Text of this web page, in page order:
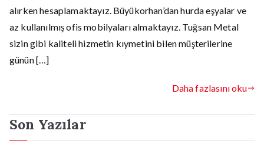
alırken hesaplamaktayız. Büyükorhan’dan hurda eşyalar ve
az kullanılmış ofis mobilyaları almaktayız. Tuğsan Metal
sizin gibi kaliteli hizmetin kıymetini bilen müşterilerine
günün […]
Daha fazlasını oku
Son Yazılar